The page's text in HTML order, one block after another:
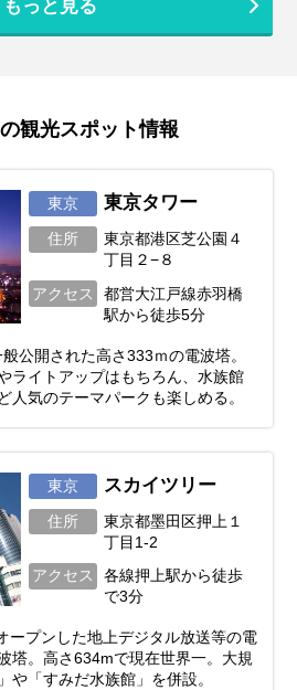
やエンターテインメント、そして江
情を感じる下町まで、多彩な魅力が
ら、一度は訪れたい定番名所まで、
魅力を存分に味わえる観光地を厳選
てください。
もっと見る
観光スポット情報
東京 東京タワー
住所
東京都港区芝公園４
丁目２−８
アクセス
都営大江戸線赤羽橋
駅から徒歩5分
公開された高さ333ｍの電波塔。
ライトアップはもちろん、水族館
人気のテーマパークも楽しめる。
東京 スカイツリー
住所
東京都墨田区押上１
丁目1-2
アクセス
各線押上駅から徒歩
で3分
ープンした地上デジタル放送等の電
塔。高さ634mで現在世界一。大規
や「すみだ水族館」を併設。